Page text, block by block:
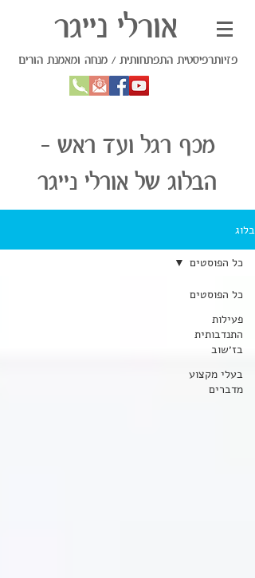
אורלי נייגר
פזיותרפיסטית התפתחותית / מנחה ומאמנת הורים
מכף רגל ועד ראש -
הבלוג של אורלי נייגר
בלוג
כל הפוסטים
פעילות
התנדבותית
בז׳שוב
בעלי מקצוע
מדברים
כל הפוסטים